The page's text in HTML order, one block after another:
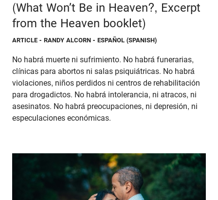
(What Won’t Be in Heaven?, Excerpt
from the Heaven booklet)
ARTICLE - RANDY ALCORN - ESPAÑOL (SPANISH)
No habrá muerte ni sufrimiento. No habrá funerarias,
clínicas para abortos ni salas psiquiátricas. No habrá
violaciones, niños perdidos ni centros de rehabilitación
para drogadictos. No habrá intolerancia, ni atracos, ni
asesinatos. No habrá preocupaciones, ni depresión, ni
especulaciones económicas.